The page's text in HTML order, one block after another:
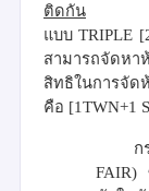
ติดกัน
แบบTRIPLE
สามารถจัดหา
สิทธิในกา
คือ [1TWN+1
ก
FAIR)